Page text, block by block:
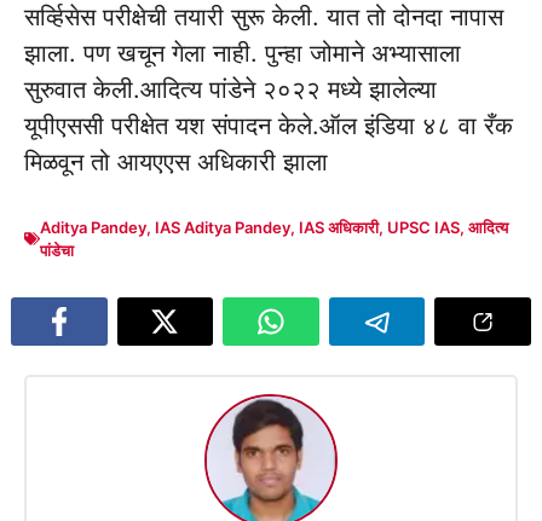
सर्व्हिसेस परीक्षेची तयारी सुरू केली. यात तो दोनदा नापास
झाला. पण खचून गेला नाही. पुन्हा जोमाने अभ्यासाला
सुरुवात केली.आदित्य पांडेने २०२२ मध्ये झालेल्या
यूपीएससी परीक्षेत यश संपादन केले.ऑल इंडिया ४८ वा रँक
मिळवून तो आयएएस अधिकारी झाला
Aditya Pandey, IAS Aditya Pandey, IAS अधिकारी, UPSC IAS, आदित्य
पांडेचा